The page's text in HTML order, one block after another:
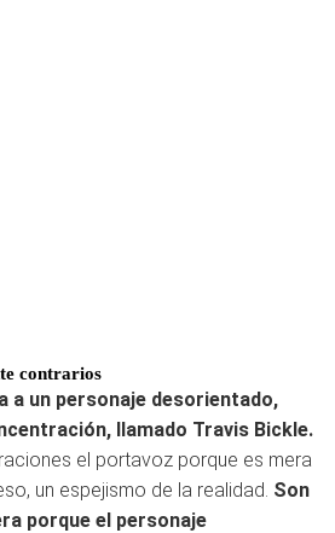
contrarios
a un personaje desorientado,
llamado Travis Bickle.
el portavoz porque es mera
un espejismo de la realidad. Son
porque el personaje